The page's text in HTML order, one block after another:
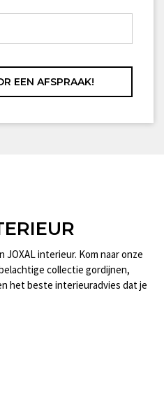
JOXAL interieur. Kom naar onze
collectie gordijnen,
het beste interieuradvies dat je